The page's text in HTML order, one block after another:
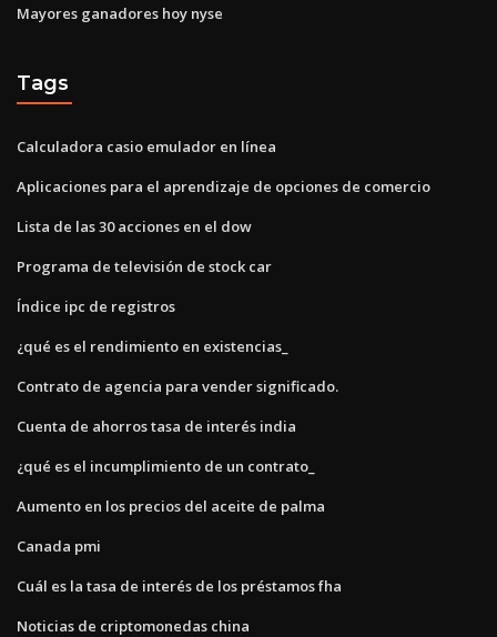
Mayores ganadores hoy nyse
Tags
Calculadora casio emulador en línea
Aplicaciones para el aprendizaje de opciones de comercio
Lista de las 30 acciones en el dow
Programa de televisión de stock car
Índice ipc de registros
¿qué es el rendimiento en existencias_
Contrato de agencia para vender significado.
Cuenta de ahorros tasa de interés india
¿qué es el incumplimiento de un contrato_
Aumento en los precios del aceite de palma
Canada pmi
Cuál es la tasa de interés de los préstamos fha
Noticias de criptomonedas china